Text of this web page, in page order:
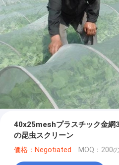
40x25meshプラスチック金網
の昆虫スクリーン
価格：Negotiated MOQ：200